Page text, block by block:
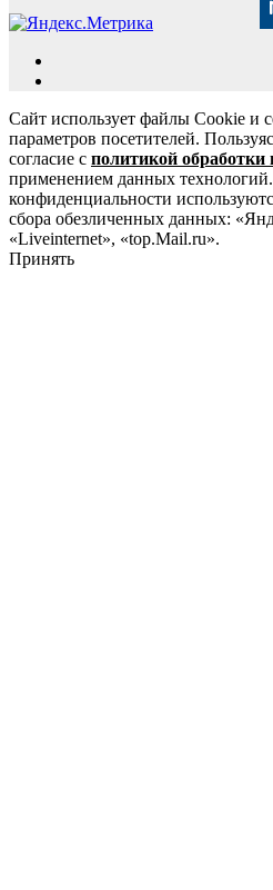
Сайт использует файлы Cookie и
параметров посетителей.
согласие с политикой
применением данных
конфиденциальности
сбора обезличенных данных:
«Liveinternet», «top.Mail.ru».
Принять